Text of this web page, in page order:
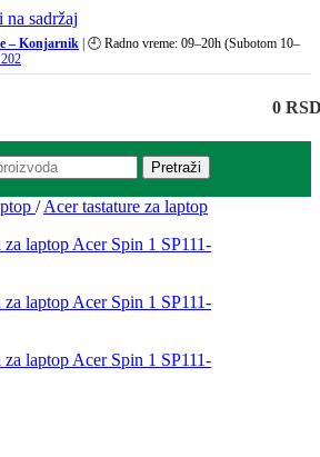
na sadržaj
– Konjarnik | 🕘 Radno vreme: 09–20h (Subotom 10–
0
Pretraži
/ Acer tastature za laptop